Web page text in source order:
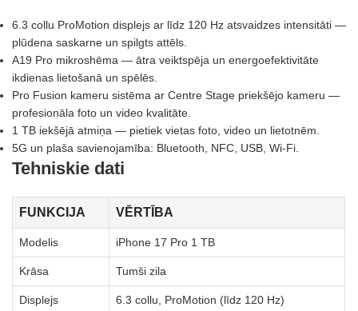
6.3 collu ProMotion displejs ar līdz 120 Hz atsvaidzes intensitāti —
plūdena saskarne un spilgts attēls.
A19 Pro mikroshēma — ātra veiktspēja un energoefektivitāte
ikdienas lietošanā un spēlēs.
Pro Fusion kameru sistēma ar Centre Stage priekšējo kameru —
profesionāla foto un video kvalitāte.
1 TB iekšējā atmiņa — pietiek vietas foto, video un lietotnēm.
5G un plaša savienojamība: Bluetooth, NFC, USB, Wi‑Fi.
Tehniskie dati
FUNKCIJA VĒRTĪBA
Modelis iPhone 17 Pro 1 TB
Krāsa Tumši zila
Displejs 6.3 collu, ProMotion (līdz 120 Hz)